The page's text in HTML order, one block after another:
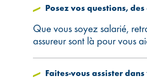
Posez vos questions,
Que vous soyez salarié,
assureur sont là pour vous
Faites-vous assister